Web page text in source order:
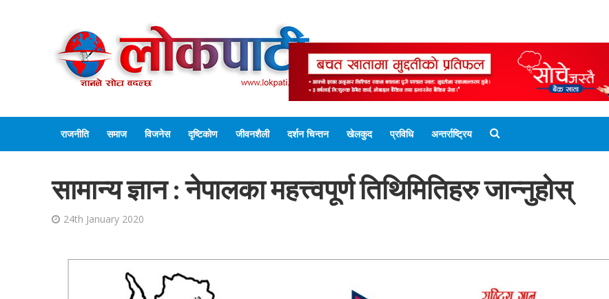
राजनीति समाज विजनेस दृष्टिकोण जीवनशैली दर्शन चिन्तन खेलकुद प्रविधि अन्तर्राष्ट्रिय
सामान्य ज्ञान : नेपालका महत्त्वपूर्ण तिथिमितिहरु जान्नुहोस्
24th January 2020